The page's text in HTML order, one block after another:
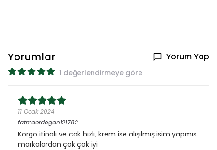
Yorumlar Yorum Yap
1 değerlendirmeye göre
11 Ocak 2024
fatmaerdogan121782
Korgo itinalı ve cok hızlı, krem ise alışılmış isim yapmıs
markalardan çok çok iyi